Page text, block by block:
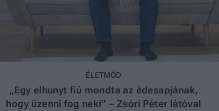
ÉLETMÓD
„Egy elhunyt fiú mondta az édesapjának,
hogy üzenni fog neki” – Zsóri Péter látóval